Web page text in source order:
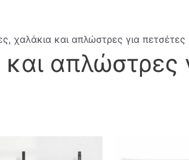
χαλάκια και απλώστρες για πετσέτες
απλώστρες